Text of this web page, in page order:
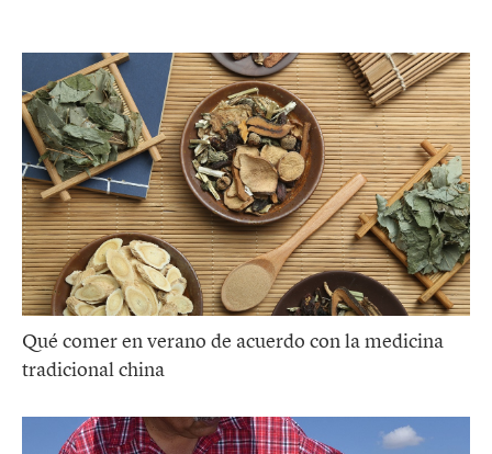
Qué comer en verano de acuerdo con la medicina
tradicional china